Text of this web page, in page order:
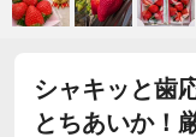
シャキッと歯
とちあいか！